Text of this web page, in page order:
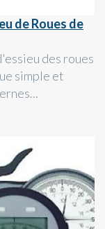
de Roues de
des roues
simple et